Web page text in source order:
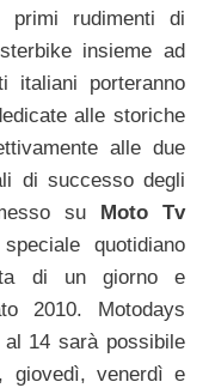
primi rudimenti di
insieme ad
italiani porteranno
alle storiche
alle due
di successo degli
su Moto Tv
quotidiano
di un giorno e
2010. Motodays
14 sarà possibile
giovedì, venerdì e